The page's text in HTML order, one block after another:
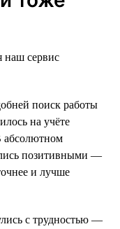
наш сервис
поиск работы
на учёте
абсолютном
позитивными —
и лучше
с трудностью —